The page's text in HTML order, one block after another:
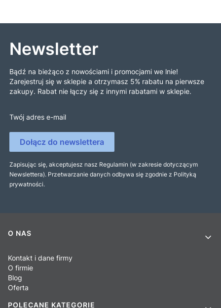
Newsletter
Bądź na bieżąco z nowościami i promocjami we lnie!
Zarejestruj się w sklepie a otrzymasz 5% rabatu na pierwsze
zakupy. Rabat nie łączy się z innymi rabatami w sklepie.
Twój adres e-mail
Dołącz do newslettera
Zapisując się, akceptujesz nasz Regulamin (w zakresie dotyczącym
Newslettera). Przetwarzanie danych odbywa się zgodnie z Polityką
prywatności.
Linki w stopce
O NAS
Kontakt i dane firmy
O firmie
Blog
Oferta
POLECANE KATEGORIE